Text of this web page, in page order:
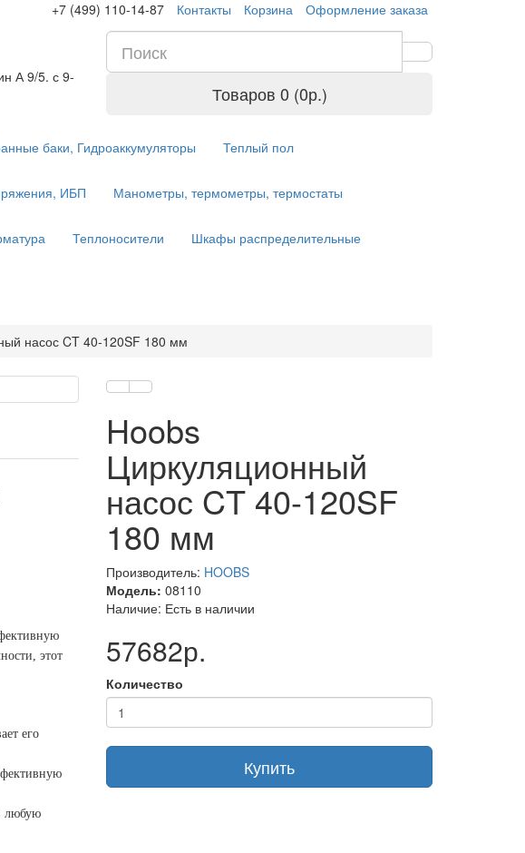
+7 (499) 110-14-87 Контакты Корзина
Оформление заказа
А 9/5. с 9-
Товаров 0 (0р.)
баки, Гидроаккумуляторы Теплый пол
ИБП Манометры, термометры, термостаты
Теплоносители Шкафы распределительные
насос CT 40-120SF 180 мм
этот
его
любую
Hoobs
Циркуляционный
насос CT 40-120SF
180 мм
Производитель: HOOBS
Модель: 08110
Наличие: Есть в наличии
57682р.
Количество
Купить